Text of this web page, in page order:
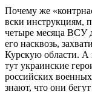
Почему же
вски инструкциям,
четыре месяца ВСУ
его насквозь,
Курскую области. А
тут украинские
российских
знают, что они